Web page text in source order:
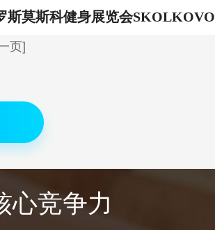
斯莫斯科健身展览会SKOLKOVO
页]
心竞争力